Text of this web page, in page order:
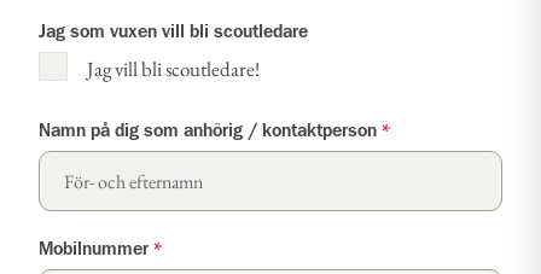
Jag som vuxen vill bli scoutledare
Jag vill bli scoutledare!
Namn på dig som anhörig / kontaktperson *
Mobilnummer *